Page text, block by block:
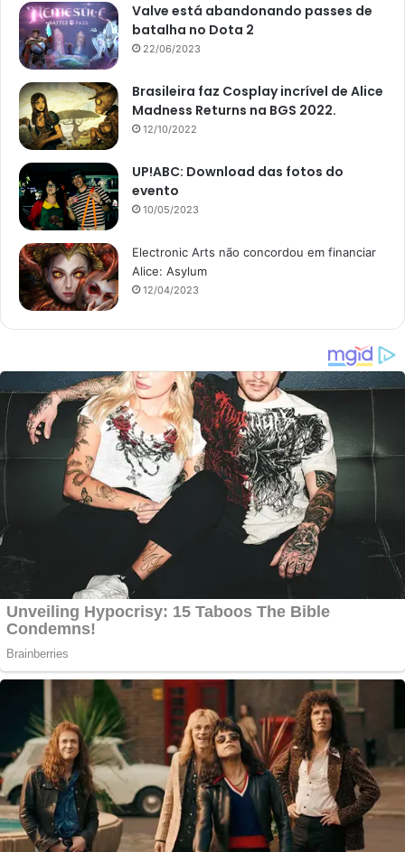
Valve está abandonando passes de
batalha no Dota 2
22/06/2023
Brasileira faz Cosplay incrível de Alice
Madness Returns na BGS 2022.
12/10/2022
UP!ABC: Download das fotos do
evento
10/05/2023
Electronic Arts não concordou em financiar
Alice: Asylum
12/04/2023